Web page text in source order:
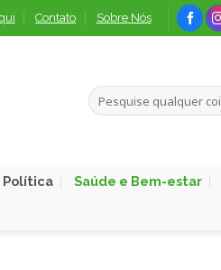
Contato Sobre Nós
Política Saúde e Bem-estar